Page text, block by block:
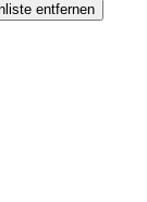
entfernen